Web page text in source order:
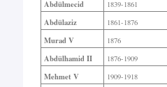
Abdülmecid 1839-1861
Abdülaziz 1861-1876
Murad V 1876
Abdülhamid II 1876-1909
Mehmet V 1909-1918